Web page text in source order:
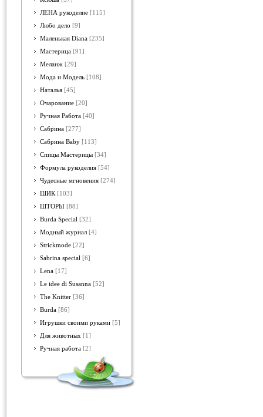
ЛЕНА рукоделие [115]
Любо дело [9]
Маленькая Diana [235]
Мастерица [91]
Меланж [29]
Мода и Модель [108]
Наталья [45]
Очарование [20]
Ручная Работа [40]
Сабрина [277]
Сабрина Baby [113]
Спицы Мастерицы [34]
Формула рукоделия [54]
Чудесные мгновения [274]
ШИК [103]
ШТОРЫ [88]
Burda Special [32]
Модный журнал [4]
Strickmode [22]
Sabrina special [6]
Lena [17]
Le idee di Susanna [52]
The Knitter [36]
Burda [86]
Игрушки своими руками [5]
Для животных [1]
Ручная работа [2]